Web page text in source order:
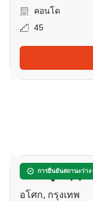
คอนโด
45
การยืนยันสถานะว่าง
เดอะ รูม สุขุม
อโศก, กรุงเทพ